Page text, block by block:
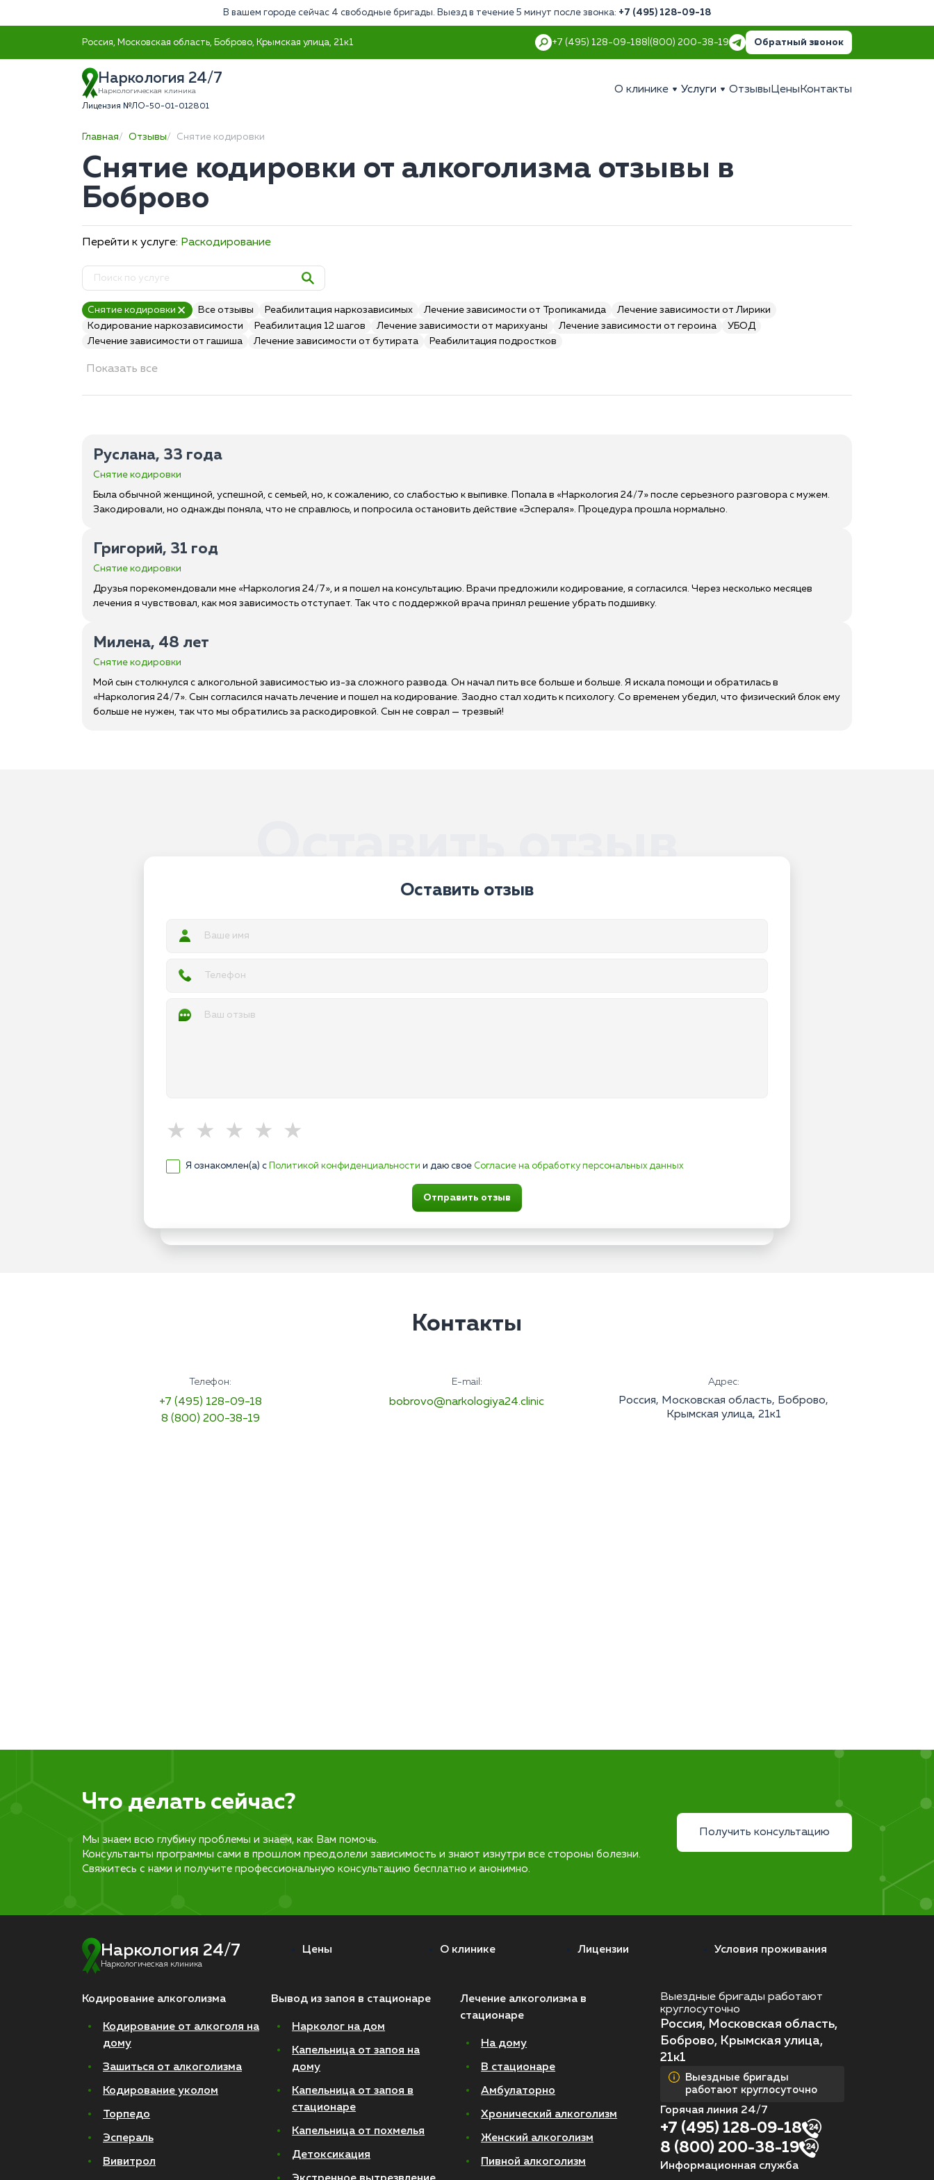
В вашем городе сейчас 4 свободные бригады. Выезд в течение 5 минут после звонка: +7 (495) 128-09-18
Россия, Московская область, Боброво, Крымская улица, 21к1 +7 (495) 128-09-188 (800) 200-38-19 Обратный звонок
Наркология 24/7
Наркологическая клиника
Лицензия №ЛО-50-01-012801
О клинике Услуги Отзывы Цены Контакты
Главная Отзывы Снятие кодировки
Снятие кодировки от алкоголизма отзывы в
Боброво
Перейти к услуге: Раскодирование
Снятие кодировки Все отзывы Реабилитация наркозависимых Лечение зависимости от Тропикамида
Лечение зависимости от Лирики
Кодирование наркозависимости
Реабилитация 12 шагов Лечение зависимости от марихуаны Лечение зависимости от героина
УБОД
Лечение зависимости от гашиша
Лечение зависимости от бутирата Реабилитация подростков
Показать все
Руслана, 33 года
Снятие кодировки
Была обычной женщиной, успешной, с семьей, но, к сожалению, со слабостью к выпивке. Попала в «Наркология 24/7» после серьезного разговора с мужем.
Закодировали, но однажды поняла, что не справлюсь, и попросила остановить действие «Эспераля». Процедура прошла нормально.
Григорий, 31 год
Снятие кодировки
Друзья порекомендовали мне «Наркология 24/7», и я пошел на консультацию. Врачи предложили кодирование, я согласился. Через несколько месяцев
лечения я чувствовал, как моя зависимость отступает. Так что с поддержкой врача принял решение убрать подшивку.
Милена, 48 лет
Снятие кодировки
Мой сын столкнулся с алкогольной зависимостью из-за сложного развода. Он начал пить все больше и больше. Я искала помощи и обратилась в
«Наркология 24/7». Сын согласился начать лечение и пошел на кодирование. Заодно стал ходить к психологу. Со временем убедил, что физический блок ему
больше не нужен, так что мы обратились за раскодировкой. Сын не соврал — трезвый!
Оставить отзыв
Оставить отзыв
Я ознакомлен(а) с Политикой конфиденциальности и даю свое Согласие на обработку персональных данных
Отправить отзыв
Контакты
Телефон:
+7 (495) 128-09-18
8 (800) 200-38-19
E-mail:
bobrovo@narkologiya24.clinic
Адрес:
Россия, Московская область, Боброво,
Крымская улица, 21к1
Что делать сейчас?
Мы знаем всю глубину проблемы и знаем, как Вам помочь.
Консультанты программы сами в прошлом преодолели зависимость и знают изнутри все стороны болезни.
Свяжитесь с нами и получите профессиональную консультацию бесплатно и анонимно.
Получить консультацию
Наркология 24/7
Наркологическая клиника
Цены О клинике Лицензии Условия проживания
Кодирование алкоголизма
Кодирование от алкоголя на
дому
Зашиться от алкоголизма
Кодирование уколом
Торпедо
Эспераль
Вивитрол
Вывод из запоя в стационаре
Нарколог на дом
Капельница от запоя на
дому
Капельница от запоя в
стационаре
Капельница от похмелья
Детоксикация
Лечение алкоголизма в
стационаре
На дому
В стационаре
Амбулаторно
Хронический алкоголизм
Женский алкоголизм
Пивной алкоголизм
Выездные бригады работают
круглосуточно
Россия, Московская область,
Боброво, Крымская улица,
21к1
Выездные бригады
работают круглосуточно
Горячая линия 24/7
+7 (495) 128-09-18
8 (800) 200-38-19
Информационная служба